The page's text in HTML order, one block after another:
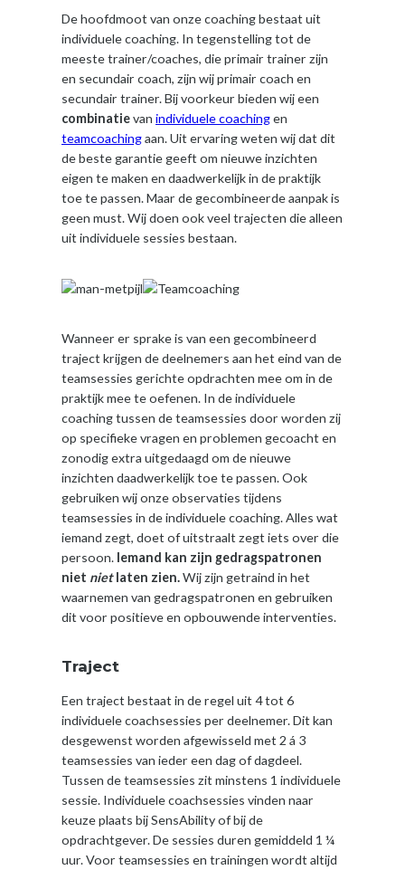
De hoofdmoot van onze coaching bestaat uit
individuele coaching. In tegenstelling tot de
meeste trainer/coaches, die primair trainer zijn
en secundair coach, zijn wij primair coach en
secundair trainer. Bij voorkeur bieden wij een
combinatievan individuele coachingen
teamcoachingaan. Uit ervaring weten wij dat dit
de beste garantie geeft om nieuwe inzichten
eigen te maken en daadwerkelijk in de praktijk
toe te passen. Maar de gecombineerde aanpak is
geen must. Wij doen ook veel trajecten die alleen
uit individuele sessies bestaan.
Wanneer er sprake is van een gecombineerd
traject krijgen de deelnemers aan het eind van de
teamsessies gerichte opdrachten mee om in de
praktijk mee te oefenen. In de individuele
coaching tussen de teamsessies door worden zij
op specifieke vragen en problemen gecoacht en
zonodig extra uitgedaagd om de nieuwe
inzichten daadwerkelijk toe te passen. Ook
gebruiken wij onze observaties tijdens
teamsessies in de individuele coaching. Alles wat
iemand zegt, doet of uitstraalt zegt iets over die
persoon. Iemand kan zijn gedragspatronen
niet nietlaten zien.Wij zijn getraind in het
waarnemen van gedragspatronen en gebruiken
dit voor positieve en opbouwende interventies.
Traject
Een traject bestaat in de regel uit 4 tot 6
individuele coachsessies per deelnemer. Dit kan
desgewenst worden afgewisseld met 2 á 3
teamsessies van ieder een dag of dagdeel.
Tussen de teamsessies zit minstens 1 individuele
sessie. Individuele coachsessies vinden naar
keuze plaats bij SensAbility of bij de
opdrachtgever. De sessies duren gemiddeld 1 ¼
uur. Voor teamsessies en trainingen wordt altijd